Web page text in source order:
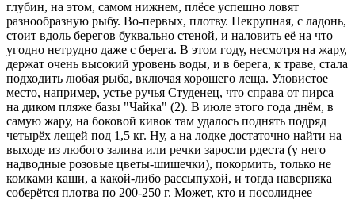
глубин, на этом, самом нижнем, плёсе успешно ловят
разнообразную рыбу. Во-первых, плотву. Некрупная, с ладонь,
стоит вдоль берегов буквально стеной, и наловить её на что
угодно нетрудно даже с берега. В этом году, несмотря на жару,
держат очень высокий уровень воды, и в берега, к траве, стала
подходить любая рыба, включая хорошего леща. Уловистое
место, например, устье ручья Студенец, что справа от пирса
на диком пляже базы "Чайка" (2). В июле этого года днём, в
самую жару, на боковой кивок там удалось поднять подряд
четырёх лещей под 1,5 кг. Ну, а на лодке достаточно найти на
выходе из любого залива или речки заросли рдеста (у него
надводные розовые цветы-шишечки), покормить, только не
комками каши, а какой-либо рассыпухой, и тогда наверняка
соберётся плотва по 200-250 г. Может, кто и посолиднее